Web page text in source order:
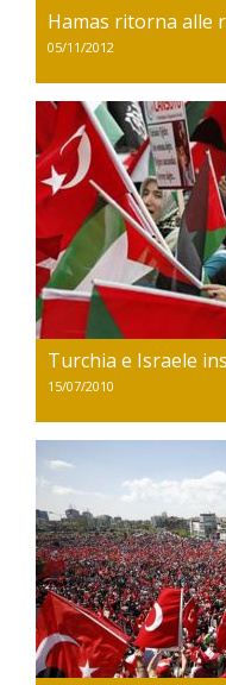
Hamas ritorna alle
05/11/2012
Turchia e Israele
15/07/2010